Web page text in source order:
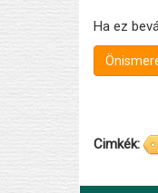
Ha ez
Cimkék